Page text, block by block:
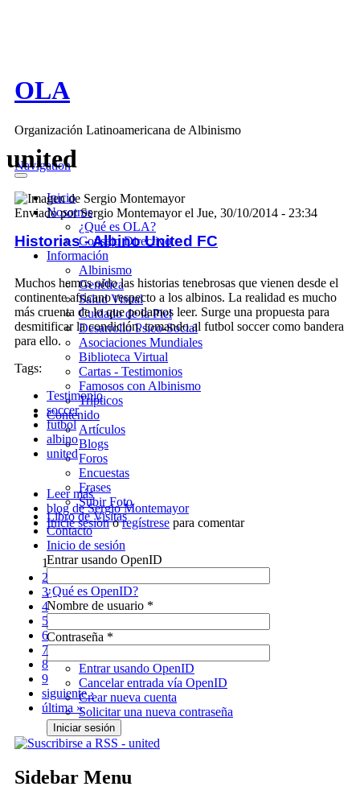
OLA
Organización Latinoamericana de Albinismo
Navigation
Inicio
Nosotros
¿Qué es OLA?
Consejo Directivo
Información
Albinismo
Genética
Salud Visual
Cuidado de la Piel
Desarrollo Psico-Social
Asociaciones Mundiales
Biblioteca Virtual
Cartas - Testimonios
Famosos con Albinismo
Trípticos
Contenido
Artículos
Blogs
Foros
Encuestas
Frases
Subir Foto
Libro de Visitas
Contacto
Inicio de sesión
Entrar usando OpenID
¿Qué es OpenID?
Nombre de usuario *
Contraseña *
Entrar usando OpenID
Cancelar entrada vía OpenID
Crear nueva cuenta
Solicitar una nueva contraseña
united
Enviado porSergio Montemayorel Jue, 30/10/2014 - 23:34
Historias - Albino United FC
Muchos hemos oido las historias tenebrosas que vienen desde el
continente africano respecto a los albinos. La realidad es mucho
más cruenta de lo que podamos leer. Surge una propuesta para
desmitificar la condición, tomando al futbol soccer como bandera
para ello.
Tags:
Testimonio
soccer
futbol
albino
united
Leer mássobre Historias - Albino United FC
blog de Sergio Montemayor
Inicie sesiónoregístrese para comentar
Páginas
1
2
3
4
5
6
7
8
9
siguiente ›
última »
Sidebar Menu